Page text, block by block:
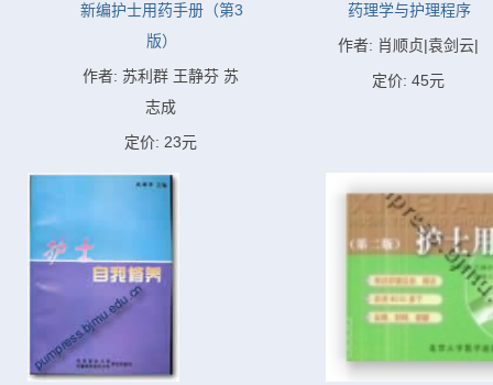
新编护士用药手册（第3
版）
作者: 苏利群 王静芬 苏
志成
定价: 23元
药理学与护理程序
作者: 肖顺贞|袁剑云|
定价: 45元